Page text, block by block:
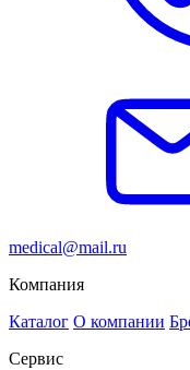
medical@mail.ru
Компания
Каталог О компании
Сервис